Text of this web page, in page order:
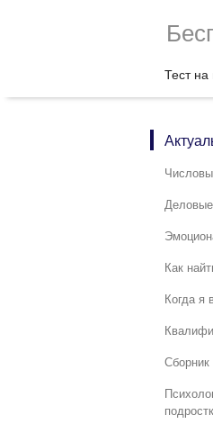
Тест
Как
Когда я
Сборник